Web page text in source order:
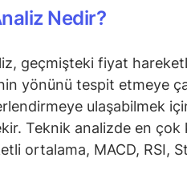
Nedir?
geçmişteki fiyat
yönünü tespit etmeye
ulaşabilmek
Teknik analizde en çok
ortalama, MACD, RSI,